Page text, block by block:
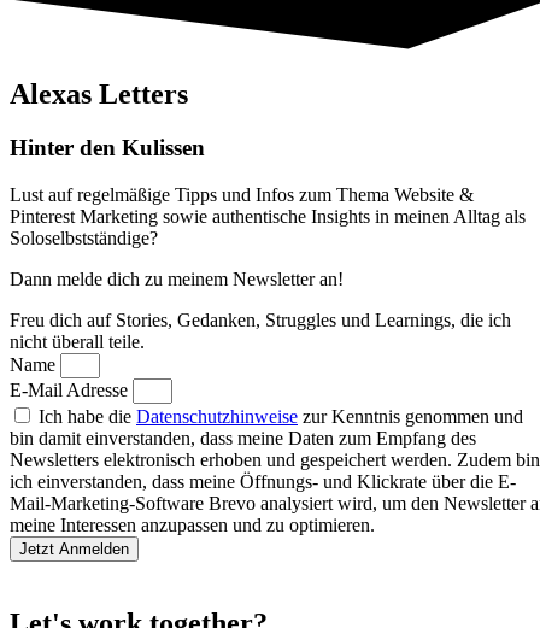
Alexas Letters
Hinter den Kulissen
Lust auf regelmäßige Tipps und Infos zum Thema Website &
Pinterest Marketing sowie authentische Insights in meinen Alltag als
Soloselbstständige?
Dann melde dich zu meinem Newsletter an!
Freu dich auf Stories, Gedanken, Struggles und Learnings, die ich
nicht überall teile.
Name
E-Mail Adresse
Ich habe die Datenschutzhinweise zur Kenntnis genommen und
bin damit einverstanden, dass meine Daten zum Empfang des
Newsletters elektronisch erhoben und gespeichert werden. Zudem bin
ich einverstanden, dass meine Öffnungs- und Klickrate über die E-
Mail-Marketing-Software Brevo analysiert wird, um den Newsletter
meine Interessen anzupassen und zu optimieren.
Jetzt Anmelden